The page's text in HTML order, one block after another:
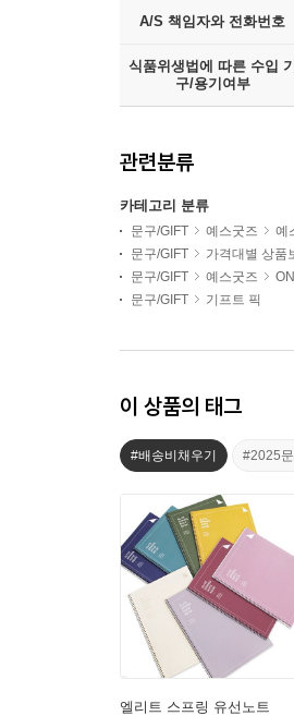
A/S 책임자와 전화번호
식품위생법에 따른 수입 기
구/용기여부
관련분류
카테고리 분류
문구/GIFT 예스굿즈 예
문구/GIFT
가격대별 상품
문구/GIFT
예스굿즈
문구/GIFT
기프트 픽
이 상품의 태그
#배송비채우기 #2025
엘리트 스프링 유선노트